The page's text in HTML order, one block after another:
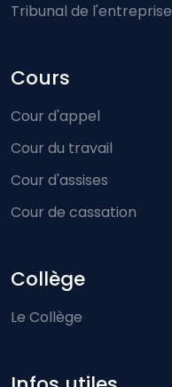
Tribunal de l'entreprise
Cours
Cour d'appel
Cour du travail
Cour d'assises
Cour de cassation
Collège
Le Collège